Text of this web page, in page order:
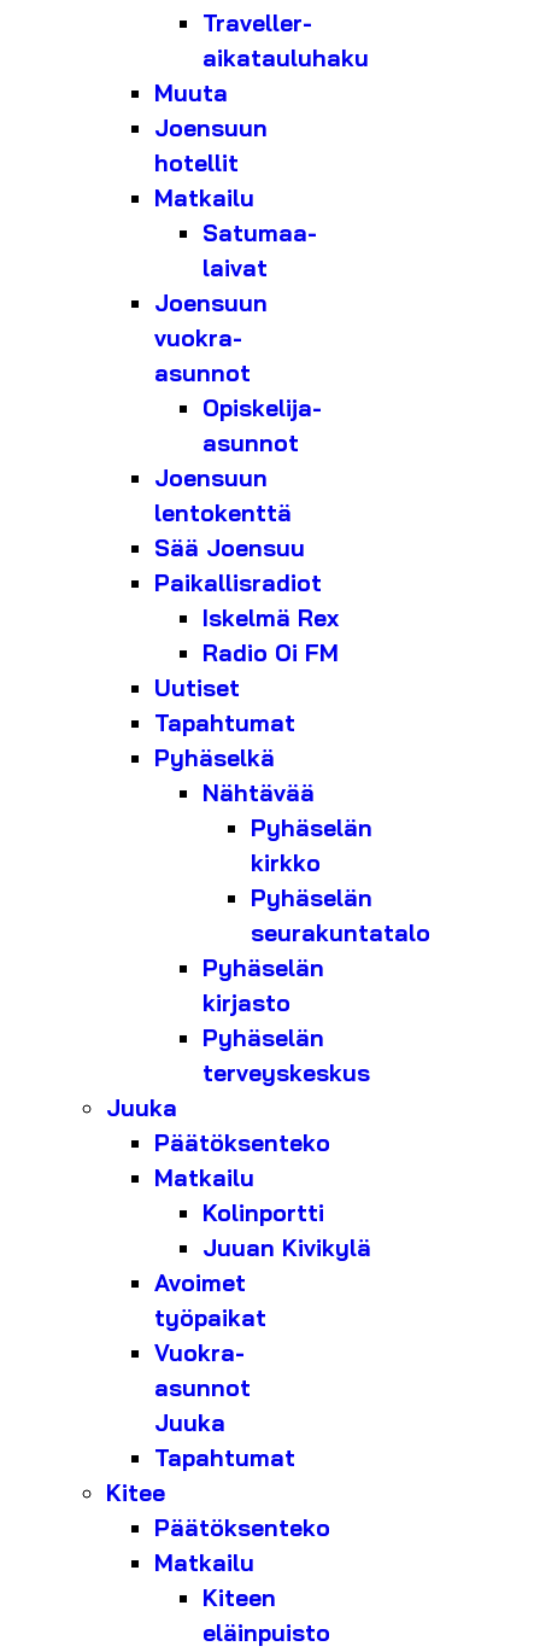
Traveller-
aikatauluhaku
Muuta
Joensuun
hotellit
Matkailu
Satumaa-
laivat
Joensuun
vuokra-
asunnot
Opiskelija-
asunnot
Joensuun
lentokenttä
Sää Joensuu
Paikallisradiot
Iskelmä Rex
Radio Oi FM
Uutiset
Tapahtumat
Pyhäselkä
Nähtävää
Pyhäselän
kirkko
Pyhäselän
seurakuntatalo
Pyhäselän
kirjasto
Pyhäselän
terveyskeskus
Juuka
Päätöksenteko
Matkailu
Kolinportti
Juuan Kivikylä
Avoimet
työpaikat
Vuokra-
asunnot
Juuka
Tapahtumat
Kitee
Päätöksenteko
Matkailu
Kiteen
eläinpuisto